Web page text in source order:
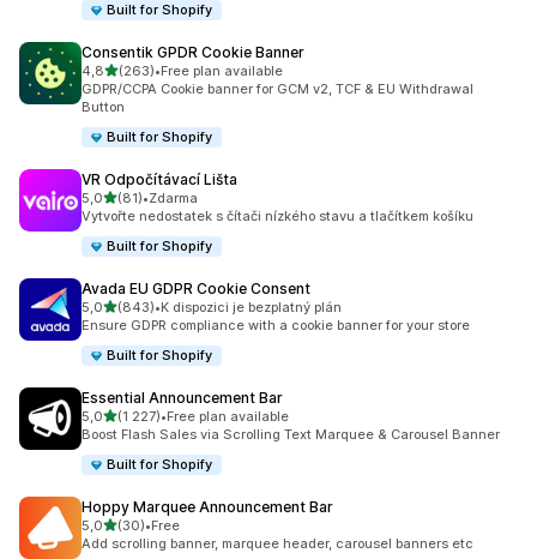
Built for Shopify
Consentik GPDR Cookie Banner
4,8z 5 hvězd
(263)
Celkový počet recenzí: 263
•Free plan available
GDPR/CCPA Cookie banner for GCM v2, TCF & EU Withdrawal
Button
Built for Shopify
VR Odpočítávací Lišta
5,0z 5 hvězd
(81)
Celkový počet recenzí: 81
•Zdarma
Vytvořte nedostatek s čítači nízkého stavu a tlačítkem košíku
Built for Shopify
Avada EU GDPR Cookie Consent
5,0z 5 hvězd
(843)
Celkový počet recenzí: 843
•K dispozici je bezplatný plán
Ensure GDPR compliance with a cookie banner for your store
Built for Shopify
Essential Announcement Bar
5,0z 5 hvězd
(1 227)
Celkový počet recenzí: 1227
•Free plan available
Boost Flash Sales via Scrolling Text Marquee & Carousel Banner
Built for Shopify
Hoppy Marquee Announcement Bar
5,0z 5 hvězd
(30)
Celkový počet recenzí: 30
•Free
Add scrolling banner, marquee header, carousel banners etc